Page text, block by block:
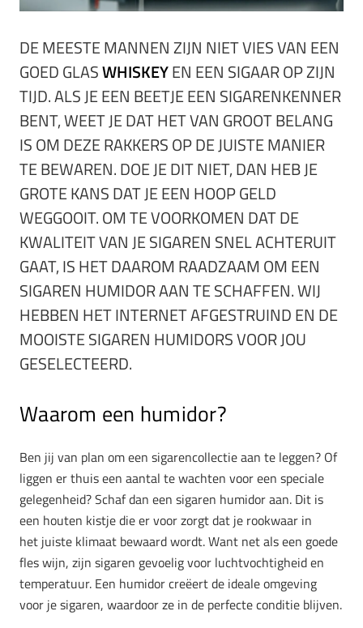
DE MEESTE MANNEN ZIJN NIET VIES VAN EEN
GOED GLASWHISKEYEN EEN SIGAAR OP ZIJN
TIJD. ALS JE EEN BEETJE EEN SIGARENKENNER
BENT, WEET JE DAT HET VAN GROOT BELANG
IS OM DEZE RAKKERS OP DE JUISTE MANIER
TE BEWAREN. DOE JE DIT NIET, DAN HEB JE
GROTE KANS DAT JE EEN HOOP GELD
WEGGOOIT. OM TE VOORKOMEN DAT DE
KWALITEIT VAN JE SIGAREN SNEL ACHTERUIT
GAAT, IS HET DAAROM RAADZAAM OM EEN
SIGAREN HUMIDOR AAN TE SCHAFFEN. WIJ
HEBBEN HET INTERNET AFGESTRUIND EN DE
MOOISTE SIGAREN HUMIDORS VOOR JOU
GESELECTEERD.
Waarom een humidor?
Ben jij van plan om een sigarencollectie aan te leggen? Of
liggen er thuis een aantal te wachten voor een speciale
gelegenheid? Schaf dan een sigaren humidor aan. Dit is
een houten kistje die er voor zorgt dat je rookwaar in
het juiste klimaat bewaard wordt. Want net als een goede
fles wijn, zijn sigaren gevoelig voor luchtvochtigheid en
temperatuur. Een humidor creëert de ideale omgeving
voor je sigaren, waardoor ze in de perfecte conditie blijven.